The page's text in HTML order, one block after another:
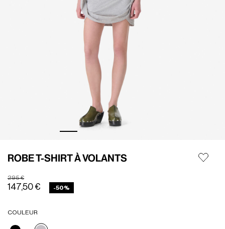
ROBE T-SHIRT À VOLANTS
Prix réduit de
295 €à
147,50 € -50%
COULEUR